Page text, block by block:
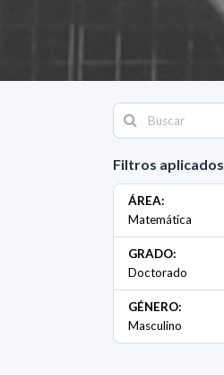
Filtros aplicados
ÁREA:
Matemática
GRADO:
Doctorado
GÉNERO:
Masculino